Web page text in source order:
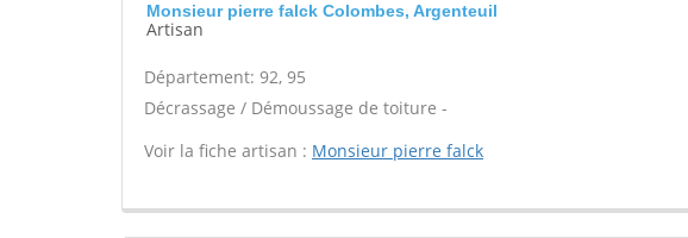
Monsieur pierre falck Colombes, Argenteuil
Artisan
Département: 92, 95
Décrassage / Démoussage de toiture -
Voir la fiche artisan : Monsieur pierre falck